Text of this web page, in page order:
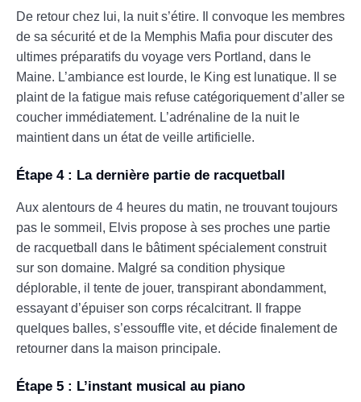
De retour chez lui, la nuit s’étire. Il convoque les membres
de sa sécurité et de la Memphis Mafia pour discuter des
ultimes préparatifs du voyage vers Portland, dans le
Maine. L’ambiance est lourde, le King est lunatique. Il se
plaint de la fatigue mais refuse catégoriquement d’aller se
coucher immédiatement. L’adrénaline de la nuit le
maintient dans un état de veille artificielle.
Étape 4 : La dernière partie de racquetball
Aux alentours de 4 heures du matin, ne trouvant toujours
pas le sommeil, Elvis propose à ses proches une partie
de racquetball dans le bâtiment spécialement construit
sur son domaine. Malgré sa condition physique
déplorable, il tente de jouer, transpirant abondamment,
essayant d’épuiser son corps récalcitrant. Il frappe
quelques balles, s’essouffle vite, et décide finalement de
retourner dans la maison principale.
Étape 5 : L’instant musical au piano